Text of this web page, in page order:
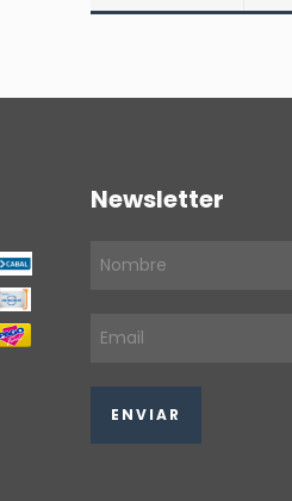
Newsletter